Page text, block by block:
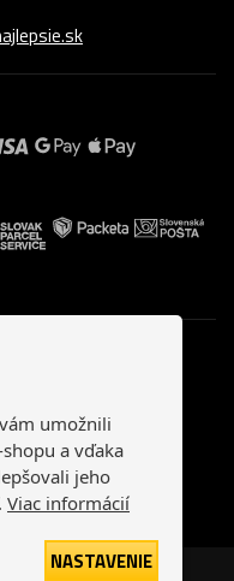
umožnili
a vďaka
jeho
Viac informácií
NASTAVENIE